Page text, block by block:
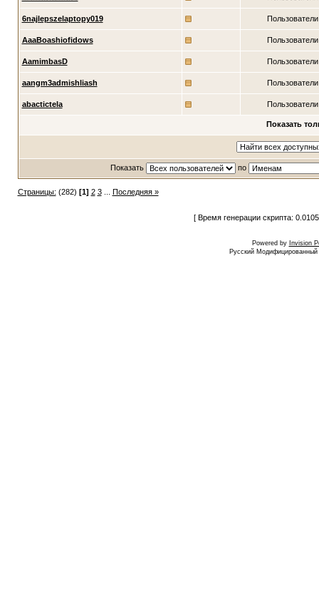
6najlepszelaptopy019 Пользователи
AaaBoashiofidows Пользователи
AamimbasD Пользователи
aangm3admishliash Пользователи
abactictela Пользователи
Показать
Показать по
Страницы: (282) [1] 2 3... Последняя »
[ Время генерации скрипта:
Powered by Invision
Русский